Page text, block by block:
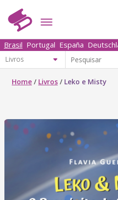
Brasil Portugal España
Home / Livros / Leko e Misty